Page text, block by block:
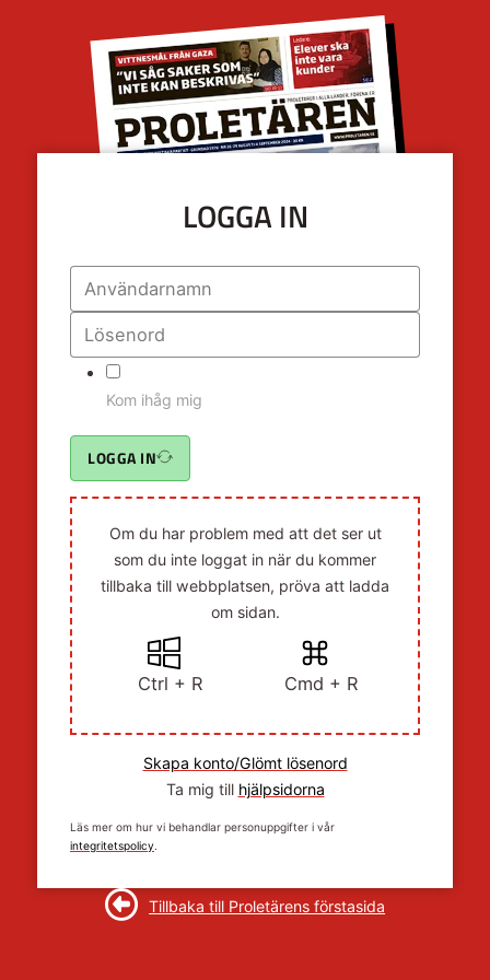
LOGGA IN
Kom ihåg mig
LOGGA IN
Om du har problem med att det ser ut
som du inte loggat in när du kommer
tillbaka till webbplatsen, pröva att ladda
om sidan.
Ctrl + R Cmd + R
Skapa konto/Glömt lösenord
Ta mig till hjälpsidorna
Läs mer om hur vi behandlar personuppgifter i vår
integritetspolicy.
Tillbaka till Proletärens förstasida